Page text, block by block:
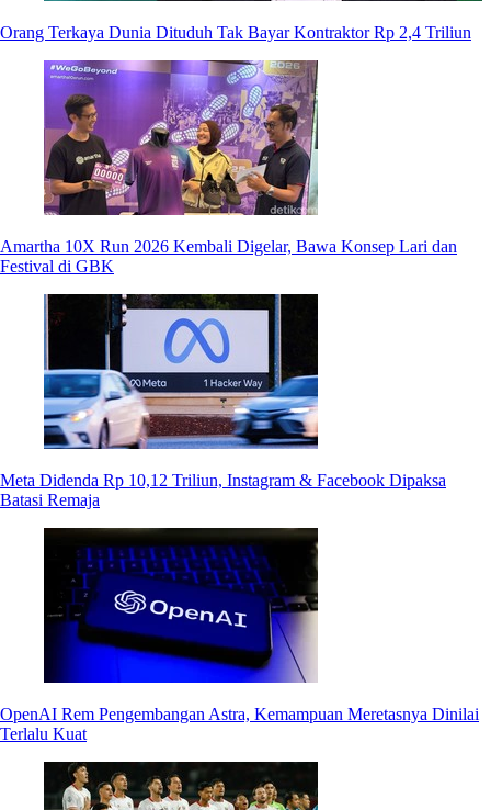
Orang Terkaya Dunia Dituduh Tak Bayar Kontraktor Rp 2,4 Triliun
Amartha 10X Run 2026 Kembali Digelar, Bawa Konsep Lari dan
Festival di GBK
Meta Didenda Rp 10,12 Triliun, Instagram & Facebook Dipaksa
Batasi Remaja
OpenAI Rem Pengembangan Astra, Kemampuan Meretasnya Dinilai
Terlalu Kuat